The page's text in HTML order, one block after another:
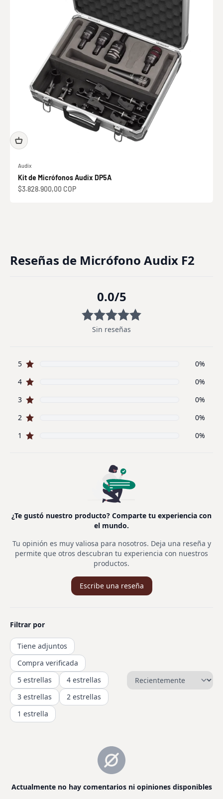
Audix
Kit de Micrófonos Audix DP5A
Precio de oferta
$3.828.900,00 COP